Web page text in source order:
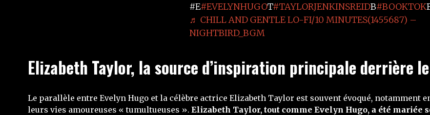
#E#EVELYNHUGOT#TAYLORJENKINSREIDB#BOOKTOK
♬ CHILL AND GENTLE LO-FI/10 MINUTES(1455687) –
NIGHTBIRD_BGM
Elizabeth Taylor, la source d’inspiration principale derrière le
Le parallèle entre Evelyn Hugo et la célèbre actrice Elizabeth Taylor est souvent évoqué, notamment
leurs vies amoureuses « tumultueuses ». Elizabeth Taylor, tout comme Evelyn Hugo, a été mariée